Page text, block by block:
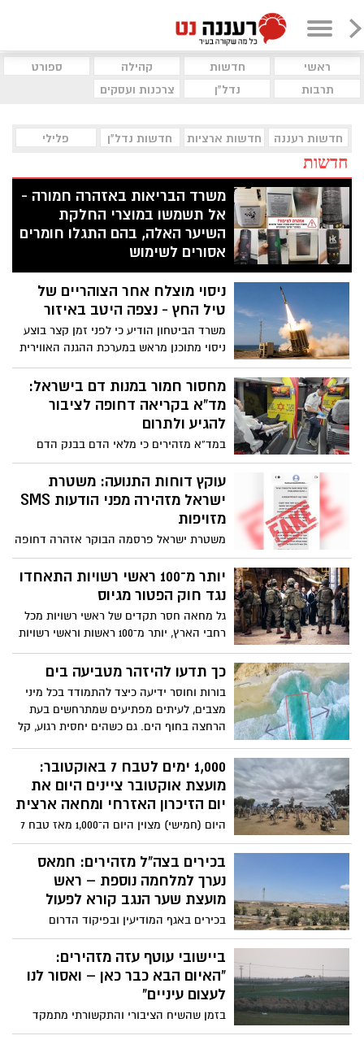
ראשי חדשות קהילה
ספורט
תרבות
נדל"ן צרכנות ועסקים
חדשות רעננה חדשות ארציות חדשות נדל"ן פלילי
חדשות
משרד הבריאות באזהרה חמורה -
אל תשמשו במוצרי החלקת
השיער האלה, בהם התגלו חומרים
אסורים לשימוש
לאחר בדיקות מעבדה שבוצעו למוצרים
שנתפסו בתשעה סניפי רשת "מרכז
ההחלקות", מזהיר משרד הבריאות מפני
שימוש במוצרי החלקה ושמפו שאינם רשומים
כחוק. בחלק מהמוצרים נמצאה חומצה
- חומר המוגדר כמסרטן
ניסוי מוצלח אחר הצוהריים של
טיל החץ - נצפה היטב באיזור
משרד הביטחון הודיע כי לפני זמן קצר בוצע
ניסוי מתוכנן מראש במערכת ההגנה האווירית
“חץ”, בשיתוף צה”ל והתעשייה האווירית.
בשלב זה לא נמסרו פרטים נוספים על מהות
הניסוי או תוצאותיו, אך במשרד הביטחון ציינו
כי מידע נוסף יפורסם במהלך השעות
הקרובות
מחסור חמור במנות דם בישראל:
מד”א בקריאה דחופה לציבור
להגיע ולתרום
במד”א מזהירים כי מלאי הדם בבנק הדם
הלאומי נמצא ברמה נמוכה ומדאיגה, בעוד
הצורך במנות דם עבור חולי סרטן, יולדות,
פצועי תאונות דרכים, פצועי צה”ל ומטופלים
נוספים נמשך ללא הפסקה
עוקץ דוחות התנועה: משטרת
ישראל מזהירה מפני הודעות SMS
מזויפות
משטרת ישראל פרסמה הבוקר אזהרה דחופה
לנהגים ולכלל הציבור, בעקבות גל הודעות
טקסט (SMS) כוזבות המתחזות לדרישת
תשלום ממרכז קנסות התנועה. המטרה: גניבת
יותר מ־100 ראשי רשויות התאחדו
נגד חוק הפטור מגיוס
גל מחאה חסר תקדים של ראשי רשויות מכל
רחבי הארץ, יותר מ־100 ראשות וראשי רשויות
חתמו על גילוי דעת משותף הקורא לעצור את
החקיקה שתאפשר, לדבריהם, השתמטות
כך תדעו להיזהר מטביעה בים
בורות וחוסר ידיעה כיצד להתמודד בכל מיני
מצבים, לעיתים מפתיעים שמתרחשים בעת
הרחצה בחוף הים. גם כשהים יחסית רגוע, קל
שנסחפים פנימה?
1,000 ימים לטבח 7 באוקטובר:
מועצת אוקטובר ציינים היום את
יום הזיכרון האזרחי ומחאה ארצית
היום (חמישי) מצוין היום ה־1,000 מאז טבח 7
באוקטובר, ומועצת אוקטובר מקיימת יום
זיכרון אזרחי ומחאה ארצי תחת הכותרת
"1,000 ימים של שבעה".
בכירים בצה"ל מזהירים: חמאס
נערך למלחמה נוספת – ראש
מועצת שער הנגב קורא לפעול
בכירים באגף המודיעין ובפיקוד הדרום
הזהירו את הרמטכ"ל כי חמאס ממשיך להיערך
לעימות נוסף מול ישראל. לדבריהם, הארגון
מייצר מדי חודש מאות מטעני חבלה וטילי
נ"ט, מגייס מחבלים חדשים ומשקם את
בצה"ל מעריכים כי יש צורך בחידוש הלחימה,
ביישובי עוטף עזה מזהירים:
"האיום הבא כבר כאן – ואסור לנו
לעצום עיניים"
בזמן שהשיח הציבורי והתקשורתי מתמקד
בעיקר בגזרה הצפונית ובלחימה מול